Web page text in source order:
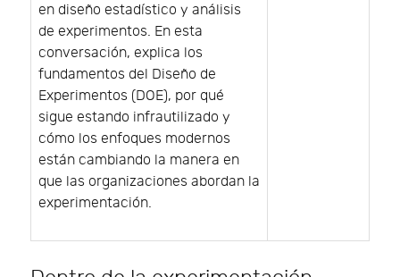
en diseño estadístico y análisis
de experimentos. En esta
conversación, explica los
fundamentos del Diseño de
Experimentos (DOE), por qué
sigue estando infrautilizado y
cómo los enfoques modernos
están cambiando la manera en
que las organizaciones abordan la
experimentación.